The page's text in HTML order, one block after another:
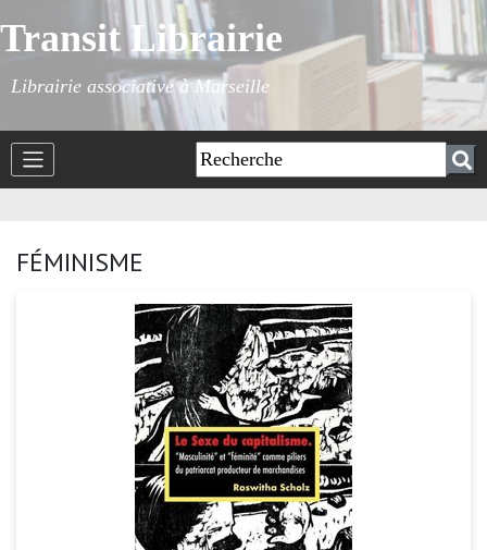
Transit Librairie
Librairie associative à Marseille
FÉMINISME